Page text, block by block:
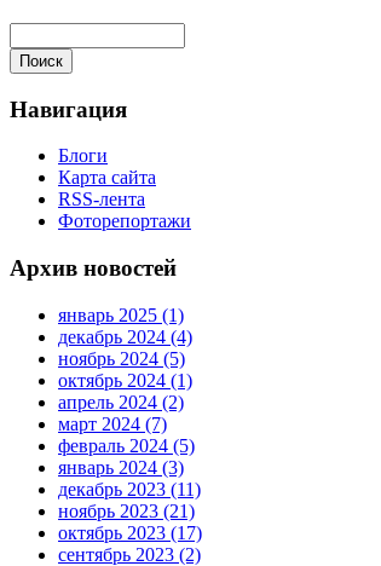
Навигация
Блоги
Карта сайта
RSS-лента
Фоторепортажи
Архив новостей
январь 2025 (1)
декабрь 2024 (4)
ноябрь 2024 (5)
октябрь 2024 (1)
апрель 2024 (2)
март 2024 (7)
февраль 2024 (5)
январь 2024 (3)
декабрь 2023 (11)
ноябрь 2023 (21)
октябрь 2023 (17)
сентябрь 2023 (2)